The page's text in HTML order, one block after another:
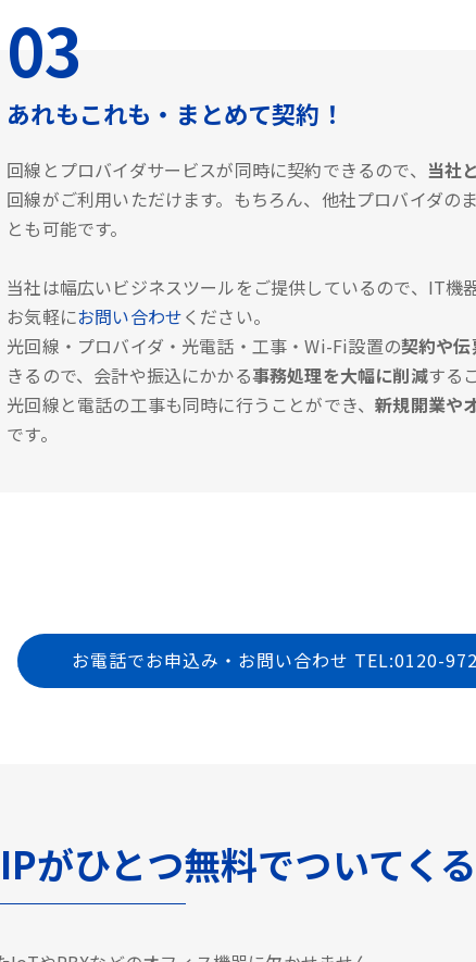
03
あれもこれも・まとめて契約！
回線とプロバイダサービスが同時に契約できるので、 当社
回線がご利用いただけます。もちろん、他社プロバイダの
とも可能です。
当社は幅広いビジネスツールをご提供しているので、IT機
お気軽にお問い合わせください。
光回線・プロバイダ・光電話・工事・Wi-Fi設置の契約や
きるので、会計や振込にかかる事務処理を大幅に削減する
光回線と電話の工事も同時に行うことができ、新規開業や
です。
お電話でお申込み・お問い合わせ TEL:0120-
がひとつ無料でついてくる